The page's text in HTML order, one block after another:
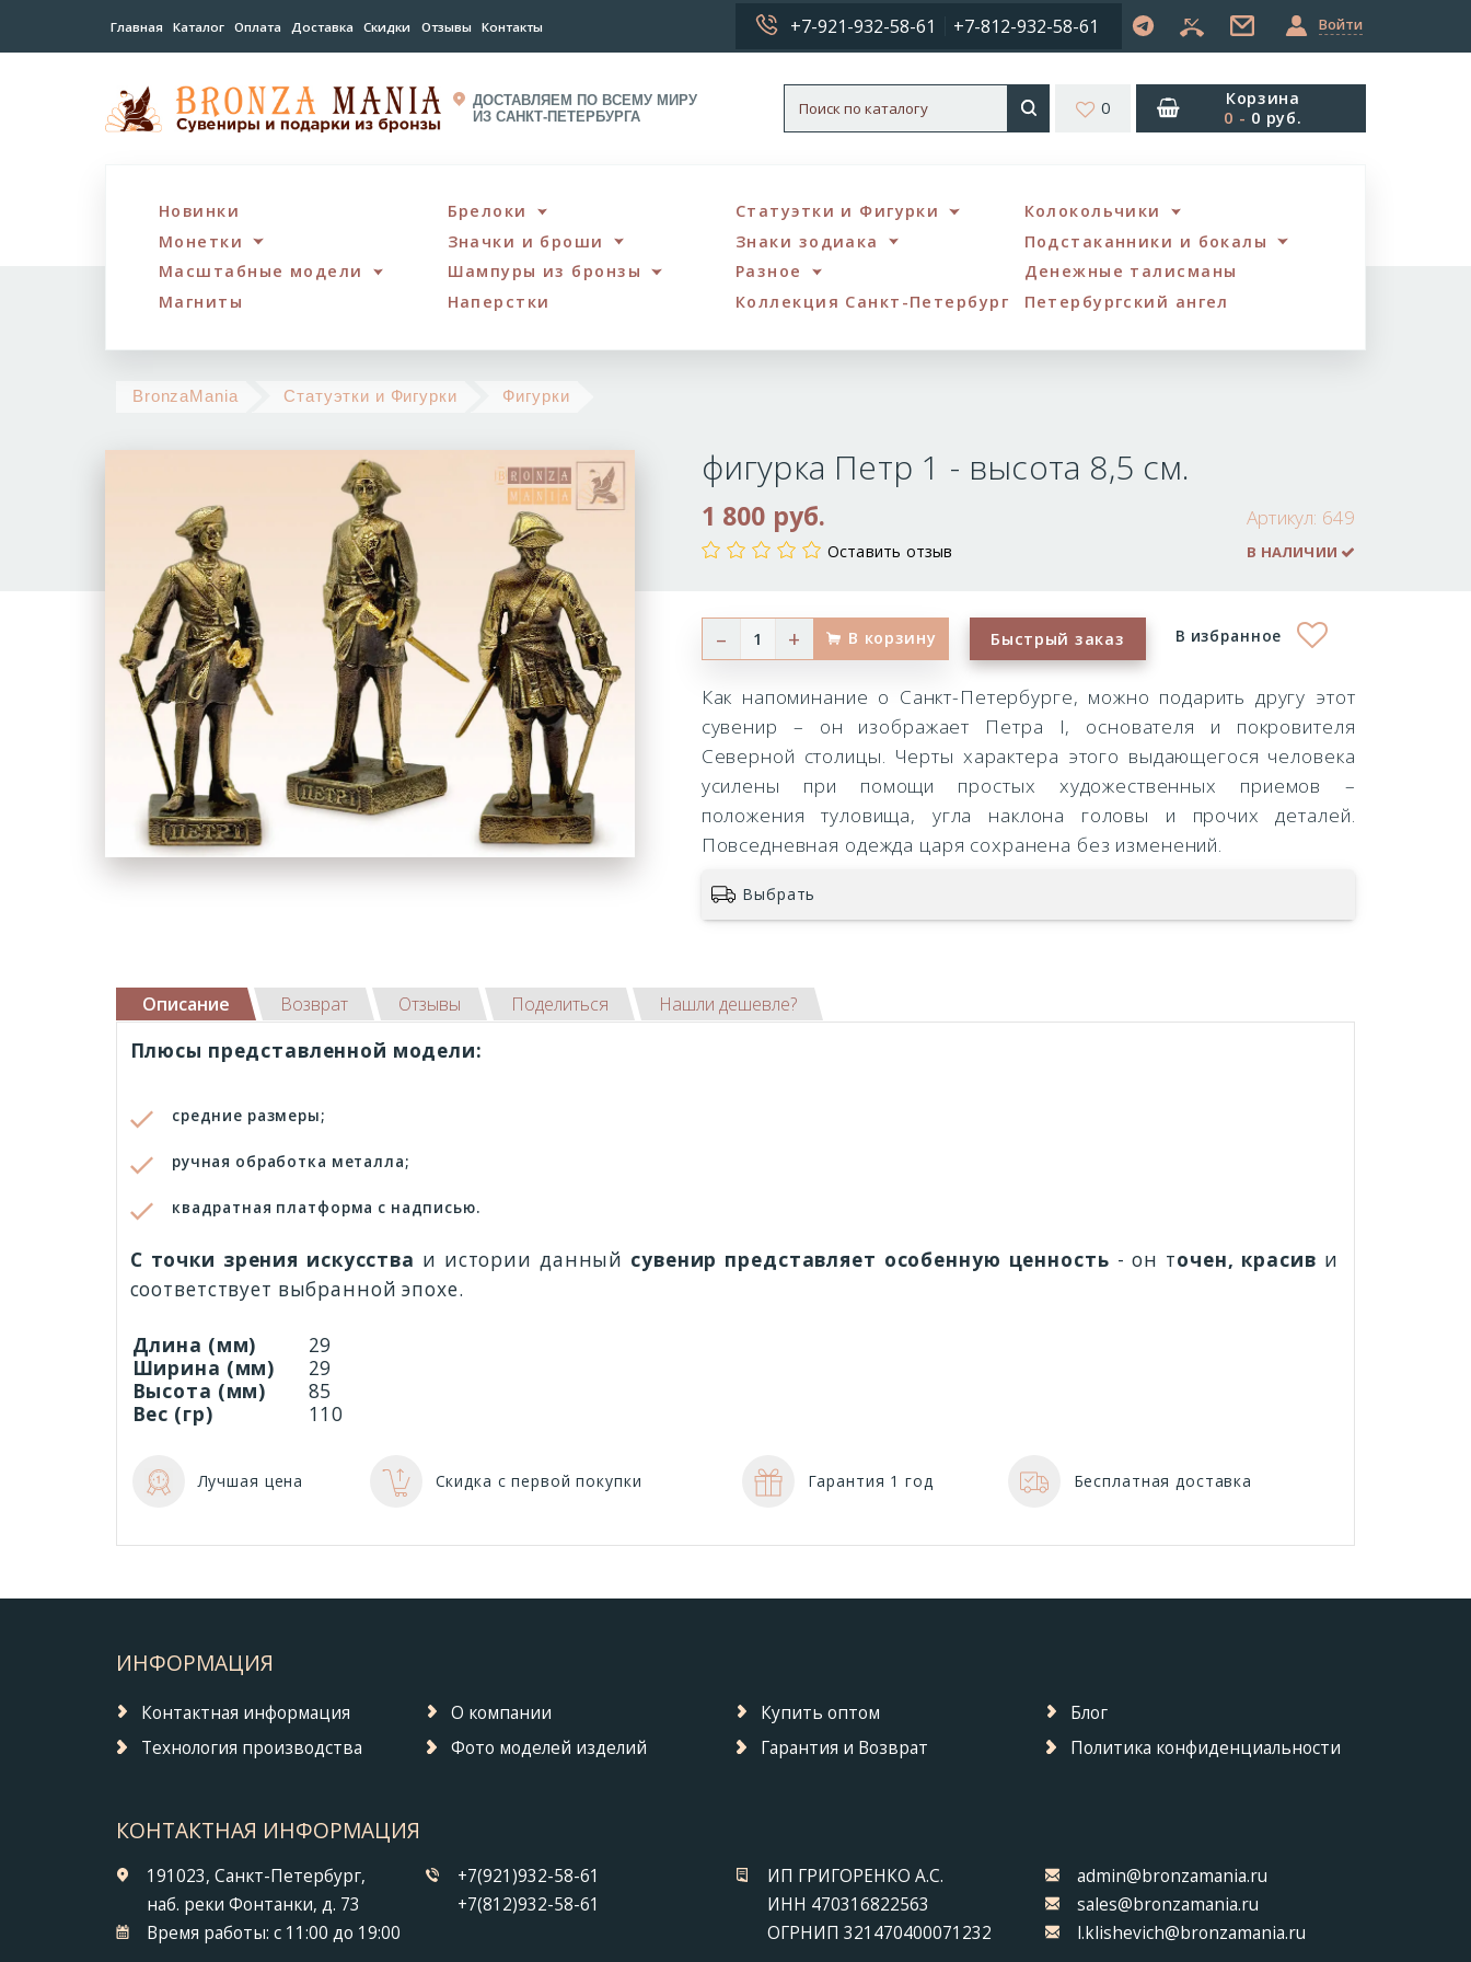
Главная Каталог Оплата Доставка Скидки Отзывы Контакты +7-921-932-58-61 +7-812-932-58-61 Войти
ДОСТАВЛЯЕМ ПО ВСЕМУ МИРУ
ИЗ САНКТ-ПЕТЕРБУРГА
0
Корзина
0 - 0 руб.
Новинки Брелоки Статуэтки и Фигурки
Колокольчики
Монетки
Значки и броши Знаки зодиака
Подстаканники и бокалы
Масштабные модели
Шампуры из бронзы Разное
Денежные талисманы
Магниты
Наперстки Коллекция Санкт-Петербург Петербургский ангел
BronzaMania Статуэтки и Фигурки Фигурки
1
см.
фигурка Петр 1 - высота 8,5 см.
Артикул: 649
В НАЛИЧИИ
1 800 руб.
Оставить отзыв
– + В корзину Быстрый заказ В избранное
Как напоминание о Санкт-Петербурге, можно подарить другу этот
сувенир – он изображает Петра I, основателя и покровителя
Северной столицы. Черты характера этого выдающегося человека
усилены при помощи простых художественных приемов –
положения туловища, угла наклона головы и прочих деталей.
Повседневная одежда царя сохранена без изменений.
Выбрать
Описание Возврат Отзывы Поделиться Нашли дешевле?
Плюсы представленной модели:
средние размеры;
ручная обработка металла;
квадратная платформа с надписью.
С точки зрения искусства и истории данный сувенир представляет особенную ценность - он точен, красив и
соответствует выбранной эпохе.
Длина (мм)
29
Ширина (мм)
29
Высота (мм)
85
Вес (гр)
110
Лучшая цена Скидка с первой покупки Гарантия 1 год Бесплатная доставка
ИНФОРМАЦИЯ
Контактная информация О компании Купить оптом
Блог
Технология производства
Фото моделей изделий Гарантия и Возврат Политика конфиденциальности
КОНТАКТНАЯ ИНФОРМАЦИЯ
191023, Санкт-Петербург,
наб. реки Фонтанки, д. 73
Время работы: с 11:00 до 19:00
+7(921)932-58-61
+7(812)932-58-61
ИП ГРИГОРЕНКО А.С.
ИНН 470316822563
ОГРНИП 321470400071232
admin@bronzamania.ru
sales@bronzamania.ru
l.klishevich@bronzamania.ru